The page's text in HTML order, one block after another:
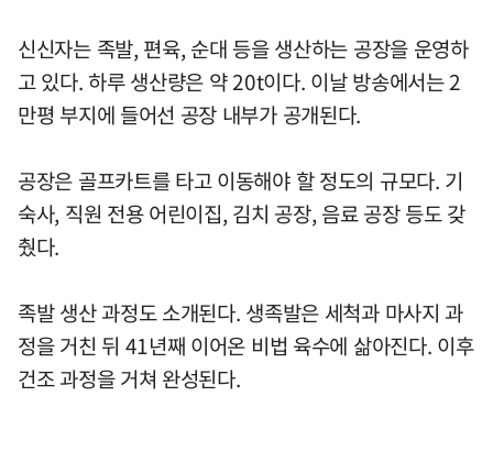
신신자는 족발, 편육, 순대 등을 생산하는 공장을 운영하
고 있다. 하루 생산량은 약 20t이다. 이날 방송에서는 2
만평 부지에 들어선 공장 내부가 공개된다.
공장은 골프카트를 타고 이동해야 할 정도의 규모다. 기
숙사, 직원 전용 어린이집, 김치 공장, 음료 공장 등도 갖
췄다.
족발 생산 과정도 소개된다. 생족발은 세척과 마사지 과
정을 거친 뒤 41년째 이어온 비법 육수에 삶아진다. 이후
건조 과정을 거쳐 완성된다.